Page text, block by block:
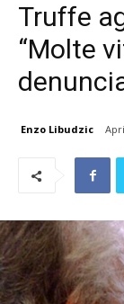
Truffe
“Molte
Enzo Libudzic